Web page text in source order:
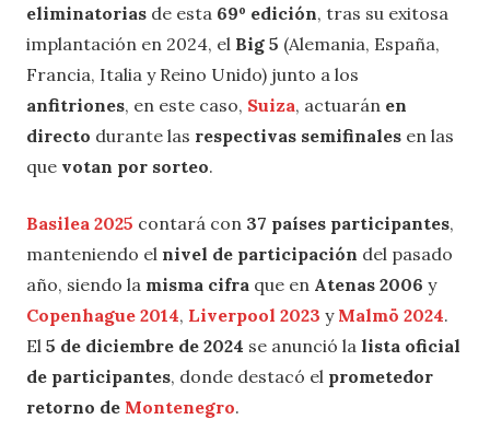
eliminatorias de esta 69º edición, tras su exitosa
implantación en 2024, el Big 5 (Alemania, España,
Francia, Italia y Reino Unido) junto a los
anfitriones, en este caso, Suiza, actuarán en
directo durante las respectivas semifinales en las
que votan por sorteo.
Basilea 2025 contará con 37 países participantes,
manteniendo el nivel de participación del pasado
año, siendo la misma cifra que en Atenas 2006 y
Copenhague 2014, Liverpool 2023 y Malmö 2024.
El 5 de diciembre de 2024 se anunció la lista oficial
de participantes, donde destacó el prometedor
retorno de Montenegro.